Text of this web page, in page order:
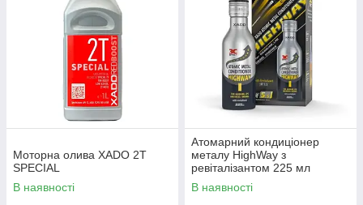
Моторна олива XADO 2T
SPECIAL
В наявності
Атомарний кондиціонер
металу HighWay з
ревіталізантом 225 мл
В наявності